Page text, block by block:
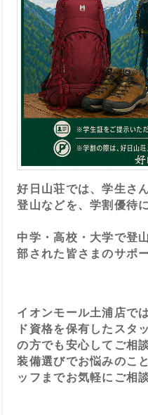
好日山荘では、学生さ
登山などを、学割優待
中学・高校・大学で登
部された皆さまのサポ
イオンモール土浦店で
ド資格を保有したスタ
の方でも安心してご相
装備選びでお悩みのこ
ッフまでお気軽にご相